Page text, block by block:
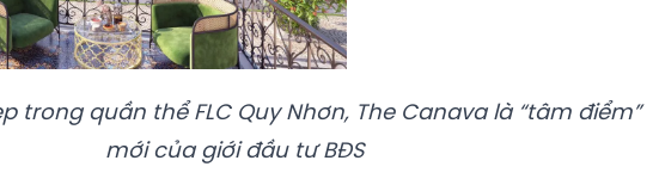
trong quần thể FLC Quy Nhơn, The Canava là “tâm điểm”
mới của giới đầu tư BĐS